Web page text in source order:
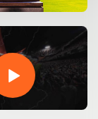
CF